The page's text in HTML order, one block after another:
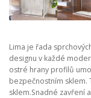
Lima je řada
designu v každé
ostré hrany profilů
bezpečnostním sklem.
sklem.Snadné zavření